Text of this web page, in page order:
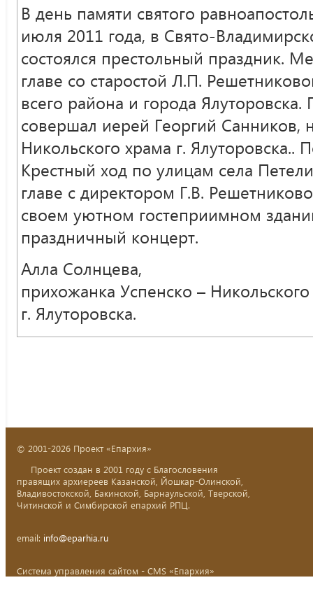
В день памяти святого
июля 2011 года, в Свято-
состоялся престольный праздник.
главе со старостой Л.П.
всего района и города
совершал иерей Георгий Санников,
Никольского храма г. Ялуторовска..
Крестный ход по улицам села
главе с директором Г.В.
своем уютном гостеприимном
праздничный концерт.
Алла Солнцева,
прихожанка Успенско –
г. Ялуторовска.
© 2001-2026 Проект «Епархия»
Проект создан в 2001 году с Благословения
правящих архиереев Казанской, Йошкар-Олинской,
Владивостокской, Бакинской, Барнаульской, Тверской,
Читинской и Симбирской епархий РПЦ.
email: info@eparhia.ru
Система управления сайтом - CMS «Епархия»